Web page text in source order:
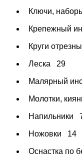
Ключи,
Крепежный
Круги
Леска 29
Малярный
Молотки,
Напильники
Ножовки 14
Оснастка по